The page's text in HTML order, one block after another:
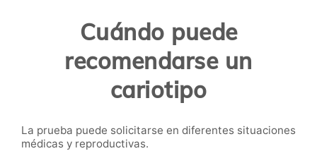
Cuándo puede
recomendarse un
cariotipo
La prueba puede solicitarse en diferentes situaciones
médicas y reproductivas.